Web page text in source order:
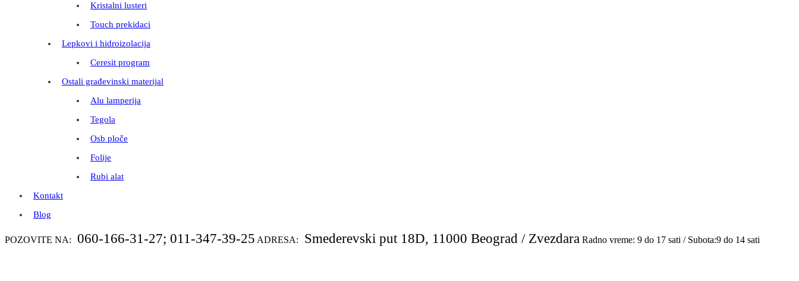
Kristalni lusteri
Touch prekidaci
Lepkovi i hidroizolacija
Ceresit program
Ostali građevinski materijal
Alu lamperija
Tegola
Osb ploče
Folije
Rubi alat
Kontakt
Blog
POZOVITE NA: 060-166-31-27; 011-347-39-25 ADRESA: Smederevski put 18D, 11000 Beograd / Zvezdara Radno vreme: 9 do 17 sati / Subota:9 do 14 sati